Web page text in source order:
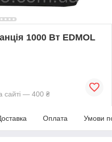
1000 Вт EDMOL
сайті — 400 ₴
Оплата Умови